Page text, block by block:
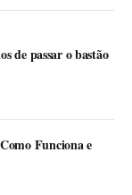
de passar o bastão
Funciona e